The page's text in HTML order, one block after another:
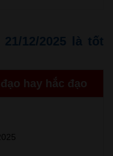
12/2025 là tốt
hay hắc đạo